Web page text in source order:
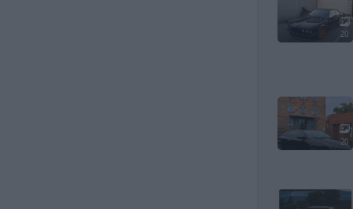
20
20